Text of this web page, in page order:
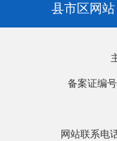
县市区网站
备案证编
网站联系电